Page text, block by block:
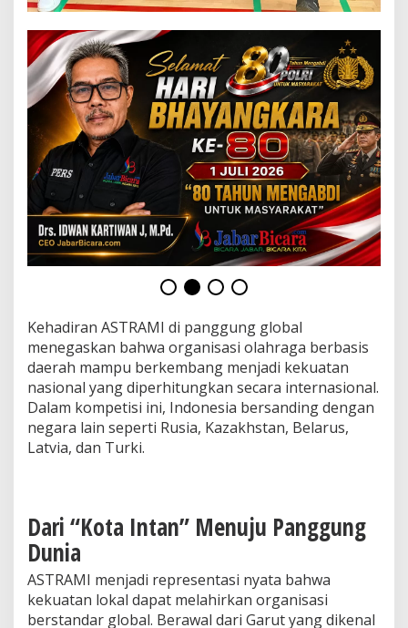
i
n
a
l
J
u
m
i
i
t
n
e
s
e
s
t
i
v
a
l
Kehadiran ASTRAMI di panggung global
menegaskan bahwa organisasi olahraga berbasis
daerah mampu berkembang menjadi kekuatan
nasional yang diperhitungkan secara internasional.
Dalam kompetisi ini, Indonesia bersanding dengan
negara lain seperti Rusia, Kazakhstan, Belarus,
Latvia, dan Turki.
Dari “Kota Intan” Menuju Panggung
Dunia
ASTRAMI menjadi representasi nyata bahwa
kekuatan lokal dapat melahirkan organisasi
berstandar global. Berawal dari Garut yang dikenal